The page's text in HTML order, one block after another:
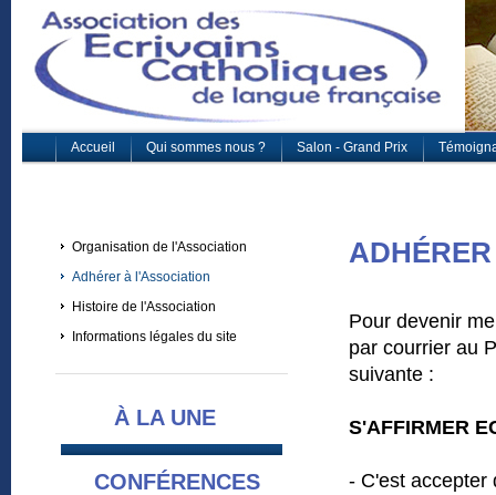
Accueil Qui sommes nous ? Salon - Grand Prix
Organisation de l'Association
Adhérer à l'Association
Histoire de l'Association
Informations légales du site
À LA UNE
CONFÉRENCES
Pour devenir
par courrier au
suivante :
S'AFFIRMER
- C'est accepter